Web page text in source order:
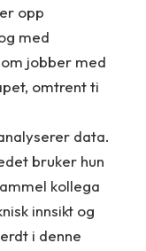
opp
med
jobber med
omtrent ti
data.
bruker hun
kollega
innsikt og
i denne